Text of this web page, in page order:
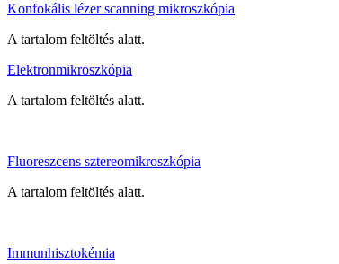
Konfokális lézer scanning mikroszkópia
A tartalom feltöltés alatt.
Elektronmikroszkópia
A tartalom feltöltés alatt.
Fluoreszcens sztereomikroszkópia
A tartalom feltöltés alatt.
Immunhisztokémia